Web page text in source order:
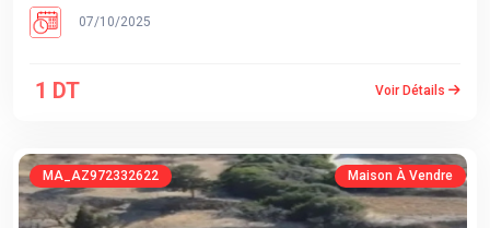
07/10/2025
1 DT Voir Détails
MA_AZ972332622 Maison À Vendre